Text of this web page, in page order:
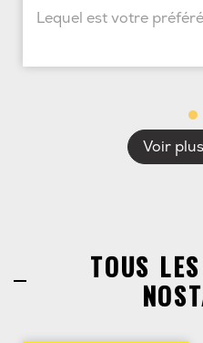
Lequel est votre
Voir
TOUS